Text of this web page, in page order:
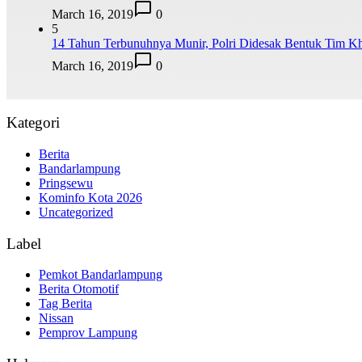
March 16, 2019
0
5
14 Tahun Terbunuhnya Munir, Polri Didesak Bentuk Tim
March 16, 2019
0
Kategori
Berita
Bandarlampung
Pringsewu
Kominfo Kota 2026
Uncategorized
Label
Pemkot Bandarlampung
Berita Otomotif
Tag Berita
Nissan
Pemprov Lampung